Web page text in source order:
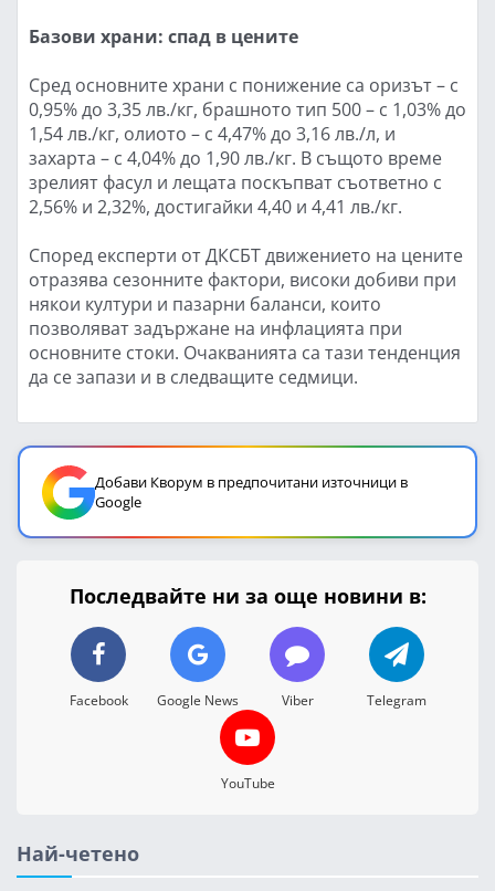
Базови храни: спад в цените
Сред основните храни с понижение са оризът – с
0,95% до 3,35 лв./кг, брашното тип 500 – с 1,03% до
1,54 лв./кг, олиото – с 4,47% до 3,16 лв./л, и
захарта – с 4,04% до 1,90 лв./кг. В същото време
зрелият фасул и лещата поскъпват съответно с
2,56% и 2,32%, достигайки 4,40 и 4,41 лв./кг.
Според експерти от ДКСБТ движението на цените
отразява сезонните фактори, високи добиви при
някои култури и пазарни баланси, които
позволяват задържане на инфлацията при
основните стоки. Очакванията са тази тенденция
да се запази и в следващите седмици.
Добави Кворум в предпочитани източници в
Google
Последвайте ни за още новини в:
Facebook Google News Viber Telegram
YouTube
Най-четено